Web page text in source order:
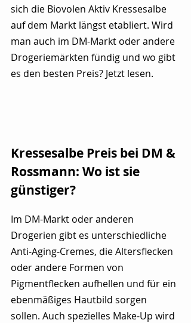
sich die Biovolen Aktiv Kressesalbe
auf dem Markt längst etabliert. Wird
man auch im DM-Markt oder andere
Drogeriemärkten fündig und wo gibt
es den besten Preis? Jetzt lesen.
Kressesalbe Preis bei DM &
Rossmann: Wo ist sie
günstiger?
Im DM-Markt oder anderen
Drogerien gibt es unterschiedliche
Anti-Aging-Cremes, die Altersflecken
oder andere Formen von
Pigmentflecken aufhellen und für ein
ebenmäßiges Hautbild sorgen
sollen. Auch spezielles Make-Up wird